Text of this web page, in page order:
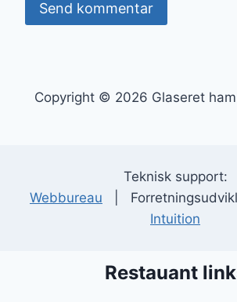
Copyright © 2026 Glaseret
Teknisk support:
Webbureau |
Intuition
Restauant